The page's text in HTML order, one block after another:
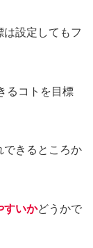
設定してもフ
るコトを目標
できるところか
すいかどうかで